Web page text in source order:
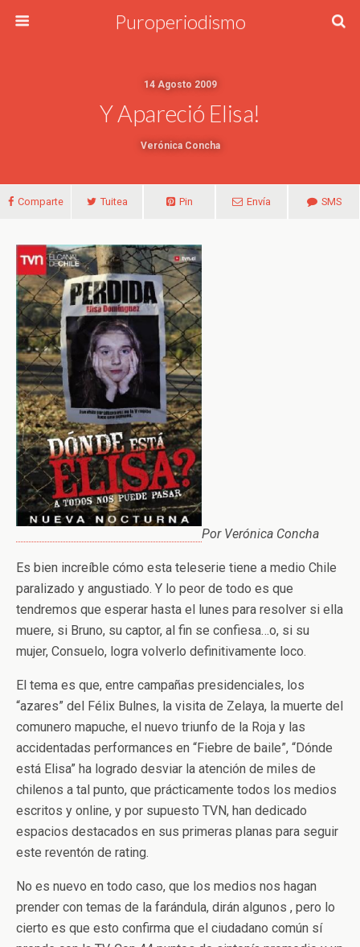
Puroperiodismo
14 Agosto 2009
Y Apareció Elisa!
Verónica Concha
Comparte Tuitea Pin Envía SMS
Por Verónica Concha
Es bien increíble cómo esta teleserie tiene a medio Chile
paralizado y angustiado. Y lo peor de todo es que
tendremos que esperar hasta el lunes para resolver si ella
muere, si Bruno, su captor, al fin se confiesa…o, si su
mujer, Consuelo, logra volverlo definitivamente loco.
El tema es que, entre campañas presidenciales, los
“azares” del Félix Bulnes, la visita de Zelaya, la muerte del
comunero mapuche, el nuevo triunfo de la Roja y las
accidentadas performances en “Fiebre de baile”, “Dónde
está Elisa” ha logrado desviar la atención de miles de
chilenos a tal punto, que prácticamente todos los medios
escritos y online, y por supuesto TVN, han dedicado
espacios destacados en sus primeras planas para seguir
este reventón de rating.
No es nuevo en todo caso, que los medios nos hagan
prender con temas de la farándula, dirán algunos , pero lo
cierto es que esto confirma que el ciudadano común sí